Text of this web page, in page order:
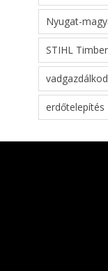
Nyugat-
STIHL
erdőtelepítés